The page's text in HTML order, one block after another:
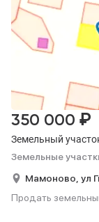
Земельный
Земельные
350 000 ₽
Мамоново, ул
Продать